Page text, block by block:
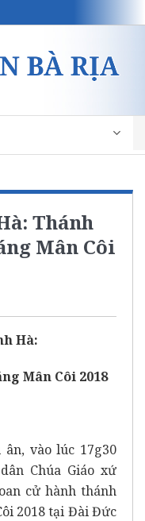
Thánh
Mân Côi
Hà:
Mân Côi 2018
vào lúc 17g30
Chúa Giáo xứ
cử hành thánh
2018 tại Đài Đức